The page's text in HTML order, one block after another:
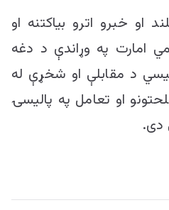
او خبرو اترو بیاکتنه او
امارت په وړاندې د دغه
د مقابلې او شخړې له
او تعامل په پالیسۍ
دی.